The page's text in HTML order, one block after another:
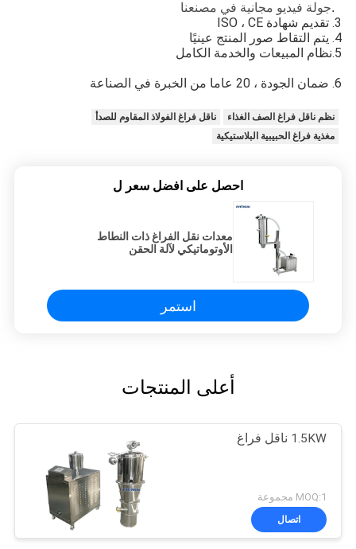
جولة فيديو مجانية في مصنعنا
3. تقديم شهادة ISO ، CE
4. يتم التقاط صور المنتج عينيًا
5. نظام المبيعات والخدمة الكامل
6. ضمان الجودة ، 20 عاما من الخبرة في الصناعة
نظم ناقل فراغ الصف الغذاء
ناقل فراغ الفولاذ المقاوم للصدأ
مغذية فراغ الحبيبية البلاستيكية
احصل على افضل سعر ل
معدات نقل الفراغ ذات النطاط
الأوتوماتيكي لآلة الحقن
استمر
أعلى المنتجات
1.5KW ناقل فراغ
MOQ:1 مجموعة
اتصال